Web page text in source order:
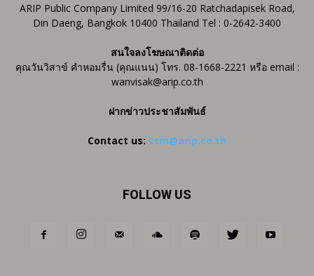
ARIP Public Company Limited 99/16-20 Ratchadapisek Road,
Din Daeng, Bangkok 10400 Thailand Tel : 0-2642-3400
สนใจลงโฆษณาติดต่อ
คุณวันวิสาข์ คำหอมรื่น (คุณแนน) โทร. 08-1668-2221 หรือ email :
wanvisak@arip.co.th
ฝากข่าวประชาสัมพันธ์
Contact us: ctm@arip.co.th
FOLLOW US